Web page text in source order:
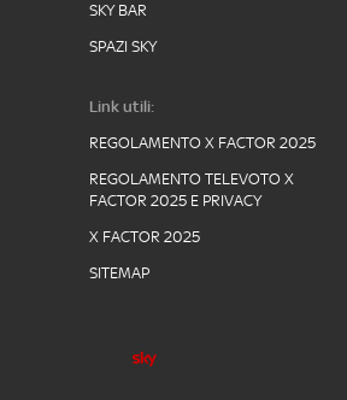
SKY BAR
SPAZI SKY
Link utili:
REGOLAMENTO X FACTOR 2025
REGOLAMENTO TELEVOTO X
FACTOR 2025 E PRIVACY
X FACTOR 2025
SITEMAP